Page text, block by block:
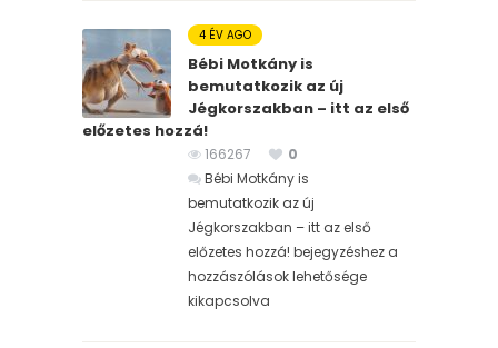
4 ÉV AGO
Bébi Motkány is
bemutatkozik az új
Jégkorszakban – itt az első
előzetes hozzá!
166267
0
Bébi Motkány is
bemutatkozik az új
Jégkorszakban – itt az első
előzetes hozzá! bejegyzéshez a
hozzászólások lehetősége
kikapcsolva